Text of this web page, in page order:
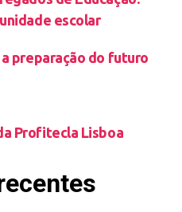
escolar
preparação do futuro
Profitecla Lisboa